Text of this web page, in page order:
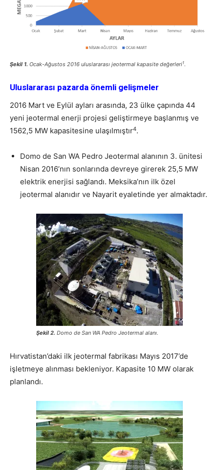
Şekil 1. Ocak-Ağustos 2016 uluslararası jeotermal kapasite değerleri1.
Uluslararası pazarda önemli gelişmeler
2016 Mart ve Eylül ayları arasında, 23 ülke çapında 44
yeni jeotermal enerji projesi geliştirmeye başlanmış ve
1562,5 MW kapasitesine ulaşılmıştır4.
Domo de San WA Pedro Jeotermal alanının 3. ünitesi
Nisan 2016’nın sonlarında devreye girerek 25,5 MW
elektrik enerjisi sağlandı. Meksika’nın ilk özel
jeotermal alanıdır ve Nayarit eyaletinde yer almaktadır.
Şekil 2. Domo de San WA Pedro Jeotermal alanı.
Hırvatistan’daki ilk jeotermal fabrikası Mayıs 2017’de
işletmeye alınması bekleniyor. Kapasite 10 MW olarak
planlandı.